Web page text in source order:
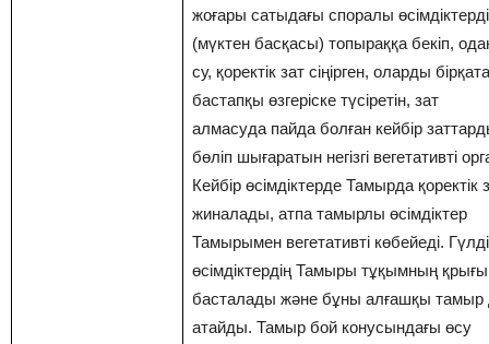
жоғары сатыдағы споралы
(мүктен басқасы) топыраққа бекіп,
су, қоректік зат сіңірген, оларды
бастапқы өзгеріске түсіретін, зат
алмасуда пайда болған кейбір
бөліп шығаратын негізгі вегетативті
Кейбір өсімдіктерде Тамырда қоректік
жиналады, атпа тамырлы өсімдіктер
Тамырымен вегетативті көбейеді. Гүлді
өсімдіктердің Тамыры тұқымның
басталады және бұны алғашқы тамыр
атайды. Тамыр бой конусындағы өсу